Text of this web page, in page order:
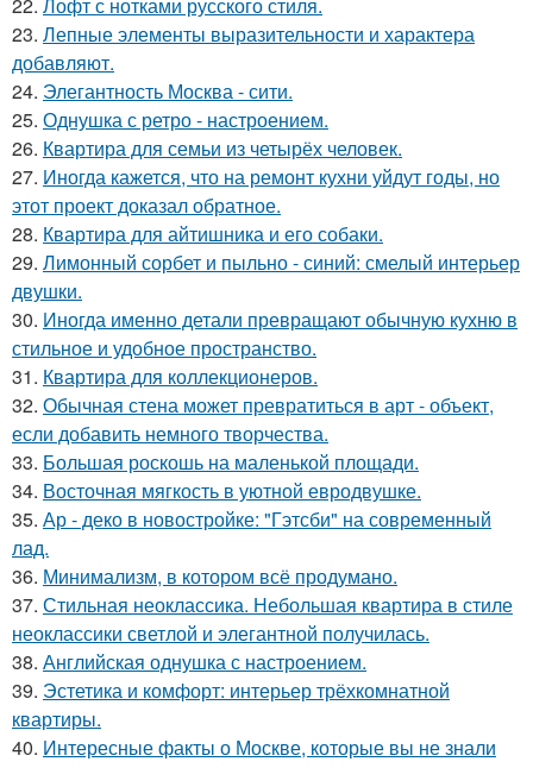
22. Лофт с нотками русского стиля.
23. Лепные элементы выразительности и характера
добавляют.
24. Элегантность Москва - сити.
25. Однушка с ретро - настроением.
26. Квартира для семьи из четырёх человек.
27. Иногда кажется, что на ремонт кухни уйдут годы, но
этот проект доказал обратное.
28. Квартира для айтишника и его собаки.
29. Лимонный сорбет и пыльно - синий: смелый интерьер
двушки.
30. Иногда именно детали превращают обычную кухню в
стильное и удобное пространство.
31. Квартира для коллекционеров.
32. Обычная стена может превратиться в арт - объект,
если добавить немного творчества.
33. Большая роскошь на маленькой площади.
34. Восточная мягкость в уютной евродвушке.
35. Ар - деко в новостройке: "Гэтсби" на современный
лад.
36. Минимализм, в котором всё продумано.
37. Стильная неоклассика. Небольшая квартира в стиле
неоклассики светлой и элегантной получилась.
38. Английская однушка с настроением.
39. Эстетика и комфорт: интерьер трёхкомнатной
квартиры.
40. Интересные факты о Москве, которые вы не знали